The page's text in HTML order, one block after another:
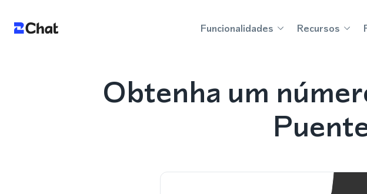
Funcionalidades Recursos
Obtenha um